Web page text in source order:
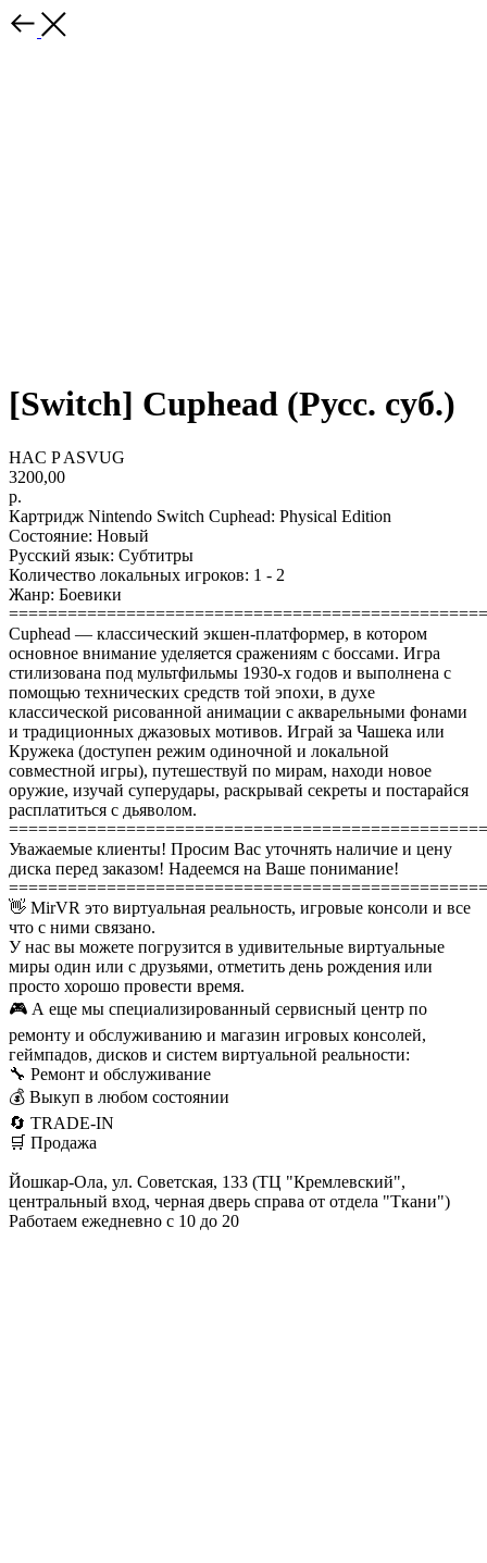
[Switch] Cuphead (Русс. суб.)
HAC P ASVUG
3200,00
р.
Картридж Nintendo Switch Cuphead: Physical Edition
Состояние: Новый
Русский язык: Субтитры
Количество локальных игроков: 1 - 2
Жанр: Боевики
Cuphead — классический экшен-платформер, в котором
основное внимание уделяется сражениям с боссами. Игра
стилизована под мультфильмы 1930-х годов и выполнена с
помощью технических средств той эпохи, в духе
классической рисованной анимации с акварельными фонами
и традиционных джазовых мотивов. Играй за Чашека или
Кружека (доступен режим одиночной и локальной
совместной игры), путешествуй по мирам, находи новое
оружие, изучай суперудары, раскрывай секреты и постарайся
расплатиться с дьяволом.
Уважаемые клиенты! Просим Вас уточнять наличие и цену
диска перед заказом! Надеемся на Ваше понимание!
👋 MirVR это виртуальная реальность, игровые консоли и все
что с ними связано.
У нас вы можете погрузится в удивительные виртуальные
миры один или с друзьями, отметить день рождения или
просто хорошо провести время.
🎮 А еще мы специализированный сервисный центр по
ремонту и обслуживанию и магазин игровых консолей,
геймпадов, дисков и систем виртуальной реальности:
🔧 Ремонт и обслуживание
💰 Выкуп в любом состоянии
🔄 TRADE-IN
🛒 Продажа
Йошкар-Ола, ул. Советская, 133 (ТЦ "Кремлевский",
центральный вход, черная дверь справа от отдела "Ткани")
Работаем ежедневно с 10 до 20